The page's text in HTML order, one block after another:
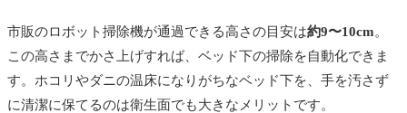
市販のロボット掃除機が通過できる高さの目安は約9〜10cm。
この高さまでかさ上げすれば、ベッド下の掃除を自動化できま
す。ホコリやダニの温床になりがちなベッド下を、手を汚さず
に清潔に保てるのは衛生面でも大きなメリットです。